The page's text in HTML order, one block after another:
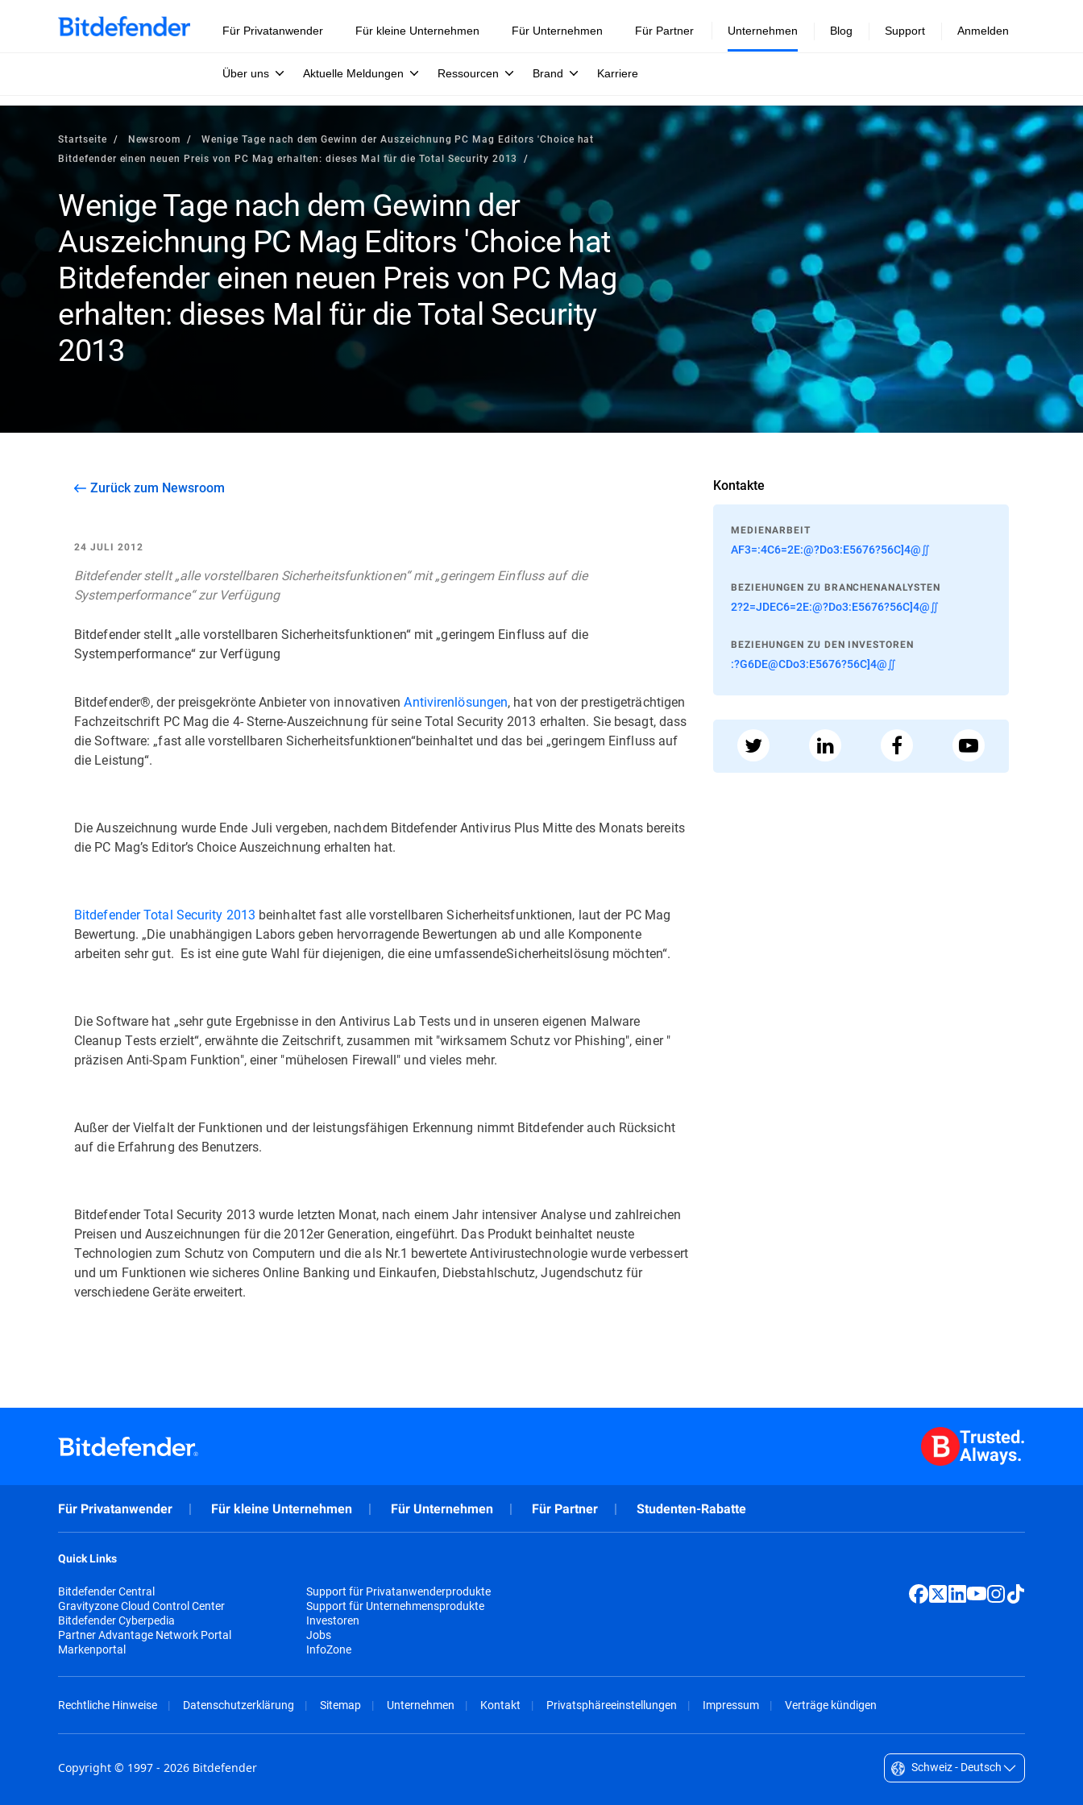
Für Privatanwender Für kleine Unternehmen Für Unternehmen Für Partner Unternehmen
Über uns Aktuelle Meldungen Ressourcen Brand Karriere
Blog Support Anmelden
Startseite Newsroom
Wenige Tage nach dem Gewinn der Auszeichnung PC Mag Editors 'Choice hat
Bitdefender einen neuen Preis von PC Mag erhalten: dieses Mal für die Total Security 2013
Wenige Tage nach dem Gewinn der
Auszeichnung PC Mag Editors 'Choice hat
Bitdefender einen neuen Preis von PC Mag
erhalten: dieses Mal für die Total Security
2013
Zurück zum Newsroom
24 JULI 2012
Bitdefender stellt „alle vorstellbaren Sicherheitsfunktionen“ mit „geringem Einfluss auf die
Systemperformance“ zur Verfügung
Bitdefender stellt „alle vorstellbaren Sicherheitsfunktionen“ mit „geringem Einfluss auf die
Systemperformance“ zur Verfügung
Bitdefender®, der preisgekrönte Anbieter von innovativenAntivirenlösungen, hat von der prestigeträchtigen
Fachzeitschrift PC Mag die 4- Sterne-Auszeichnung für seine Total Security 2013 erhalten. Sie besagt, dass
die Software: „fast alle vorstellbaren Sicherheitsfunktionen“beinhaltet und das bei „geringem Einfluss auf
die Leistung“.
Die Auszeichnung wurde Ende Juli vergeben, nachdem Bitdefender Antivirus Plus Mitte des Monats bereits
die PC Mag’s Editor’s Choice Auszeichnung erhalten hat.
Bitdefender Total Security 2013 beinhaltet fast alle vorstellbaren Sicherheitsfunktionen, laut der PC Mag
Bewertung. „Die unabhängigen Labors geben hervorragende Bewertungen ab und alle Komponente
arbeiten sehr gut. Es ist eine gute Wahl für diejenigen, die eine umfassendeSicherheitslösung möchten“.
Die Software hat „sehr gute Ergebnisse in den Antivirus Lab Tests und in unseren eigenen Malware
Cleanup Tests erzielt“, erwähnte die Zeitschrift, zusammen mit "wirksamem Schutz vor Phishing", einer "
präzisen Anti-Spam Funktion", einer "mühelosen Firewall" und vieles mehr.
Außer der Vielfalt der Funktionen und der leistungsfähigen Erkennung nimmt Bitdefender auch Rücksicht
auf die Erfahrung des Benutzers.
Bitdefender Total Security 2013 wurde letzten Monat, nach einem Jahr intensiver Analyse und zahlreichen
Preisen und Auszeichnungen für die 2012er Generation, eingeführt. Das Produkt beinhaltet neuste
Technologien zum Schutz von Computern und die als Nr.1 bewertete Antivirustechnologie wurde verbessert
und um Funktionen wie sicheres Online Banking und Einkaufen, Diebstahlschutz, Jugendschutz für
verschiedene Geräte erweitert.
Kontakte
MEDIENARBEIT
AF3=:4C6=2E:@?Do3:E5676?56C]4@∬
BEZIEHUNGEN ZU BRANCHENANALYSTEN
2?2=JDEC6=2E:@?Do3:E5676?56C]4@∬
BEZIEHUNGEN ZU DEN INVESTOREN
:?G6DE@CDo3:E5676?56C]4@∬
Trusted.
Always.
Für Privatanwender Für kleine Unternehmen Für Unternehmen Für Partner Studenten-Rabatte
Quick Links
Bitdefender Central
Gravityzone Cloud Control Center
Bitdefender Cyberpedia
Partner Advantage Network Portal
Markenportal
Support für Privatanwenderprodukte
Support für Unternehmensprodukte
Investoren
Jobs
InfoZone
Rechtliche Hinweise Datenschutzerklärung Sitemap Unternehmen Kontakt Privatsphäreeinstellungen Impressum Verträge kündigen
Copyright © 1997 - 2026 Bitdefender Schweiz - Deutsch